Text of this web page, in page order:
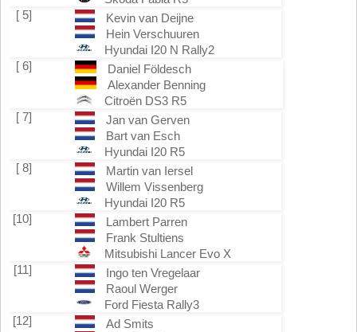
[ 5]
Kevin van Deijne
Hein Verschuuren
Hyundai I20 N Rally2
[ 6]
Daniel Földesch
Alexander Benning
Citroën DS3 R5
[ 7]
Jan van Gerven
Bart van Esch
Hyundai I20 R5
[ 8]
Martin van Iersel
Willem Vissenberg
Hyundai I20 R5
[10]
Lambert Parren
Frank Stultiens
Mitsubishi Lancer Evo X
[11]
Ingo ten Vregelaar
Raoul Werger
Ford Fiesta Rally3
[12]
Ad Smits